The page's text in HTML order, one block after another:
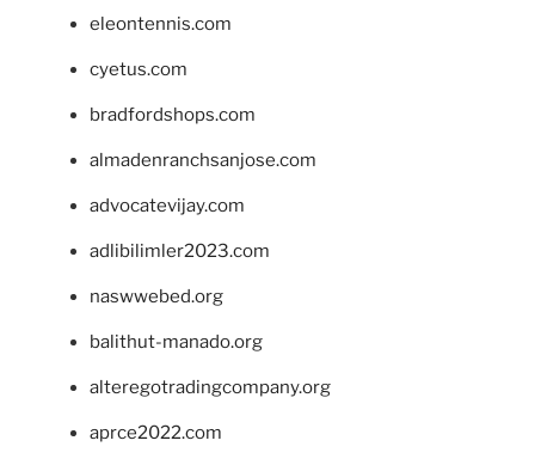
eleontennis.com
cyetus.com
bradfordshops.com
almadenranchsanjose.com
advocatevijay.com
adlibilimler2023.com
naswwebed.org
balithut-manado.org
alteregotradingcompany.org
aprce2022.com